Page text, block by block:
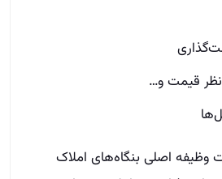
نظر قیمت و…
وظیفه اصلی بنگاه‌های املاک